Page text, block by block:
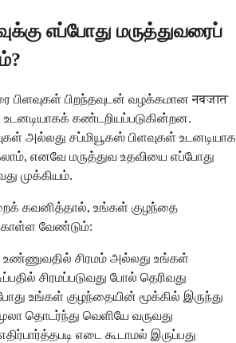
எப்போது மருத்துவரைப்
பிளவுகள் பிறந்தவுடன் வழக்கமான नवजात
கண்டறியப்படுகின்றன.
அல்லது சப்மியூகஸ் பிளவுகள் உடனடியாக
எனவே மருத்துவ உதவியை எப்போது
முக்கியம்.
கவனித்தால், உங்கள் குழந்தை
கொள்ள வேண்டும்:
உண்ணுவதில் சிரமம் அல்லது உங்கள்
சிரமப்படுவது போல் தெரிவது
உங்கள் குழந்தையின் மூக்கில் இருந்து
தொடர்ந்து வெளியே வருவது
எடை கூடாமல் இருப்பது